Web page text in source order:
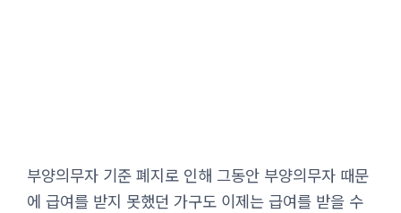
부양의무자 기준 폐지로 인해 그동안 부양의무자 때문
에 급여를 받지 못했던 가구도 이제는 급여를 받을 수